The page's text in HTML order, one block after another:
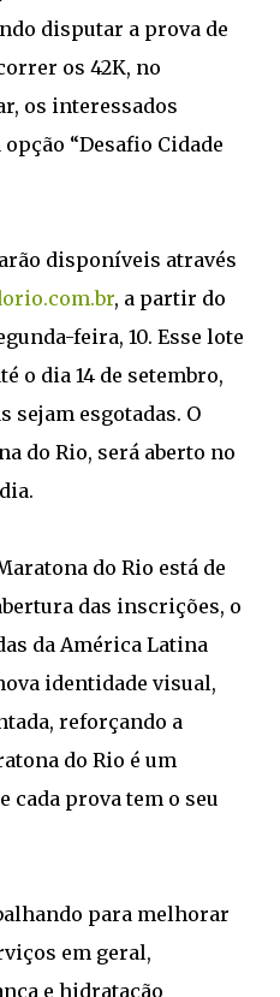
disputar a prova de
os 42K, no
os interessados
“Desafio Cidade
disponíveis através
, a partir do
feira, 10. Esse lote
o dia 14 de setembro,
sejam esgotadas. O
do Rio, será aberto no
do Rio está de
das inscrições, o
da América Latina
identidade visual,
reforçando a
do Rio é um
cada prova tem o seu
para melhorar
em geral,
e hidratação